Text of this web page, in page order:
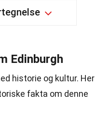
Edinburgh
historie og kultur. Her
fakta om denne